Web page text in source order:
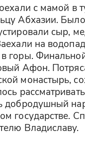
с мамой в
Абхазии.
сыр,
на
горы.
Афон.
монастырь,
добродушный
государстве.
Владиславу.